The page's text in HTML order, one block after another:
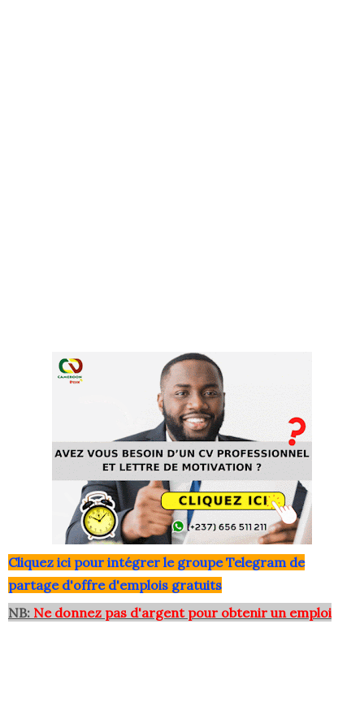
Cliquez ici pour intégrer le groupe Telegram de
partage d'offre d'emplois gratuits
NB: Ne donnez pas d'argent pour obtenir un emploi